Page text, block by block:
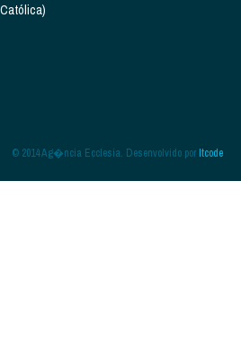
© 2014 Ag�ncia Ecclesia. Desenvolvido porItcode